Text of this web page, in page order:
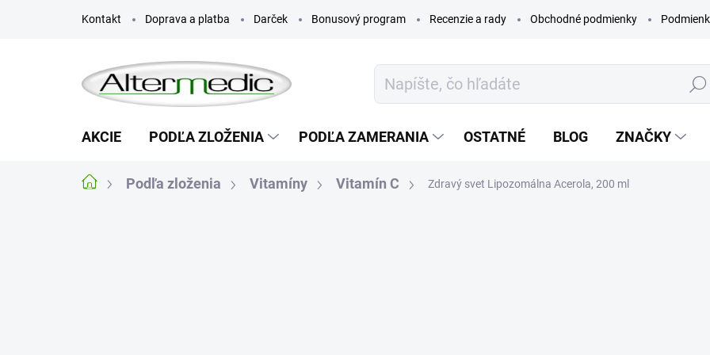
Kontakt Doprava a platba Darček Bonusový program Recenzie a rady Obchodné podmienky
Hľadať
AKCIE PODĽA ZLOŽENIA PODĽA ZAMERANIA OSTATNÉ BLOG ZNAČKY
DomovPodľa zloženia Vitamíny Vitamín C Zdravý svet Lipozomálna Acerola, 200 ml